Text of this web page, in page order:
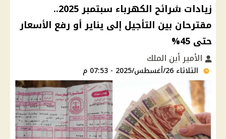
زيادات شرائح الكهرباء سبتمبر 2025..
مقترحان بين التأجيل إلى يناير أو رفع الأسعار
حتى 45%
الأمير أبن الملك
الثلاثاء 26/أغسطس/2025 - 07:53 م